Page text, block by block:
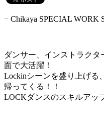
− Chikaya SPECIAL WORK
ダンサー、インストラク
面で大活躍！
Lockinシーンを盛り上げる
帰ってくる！！
LOCKダンスのスキルアッ